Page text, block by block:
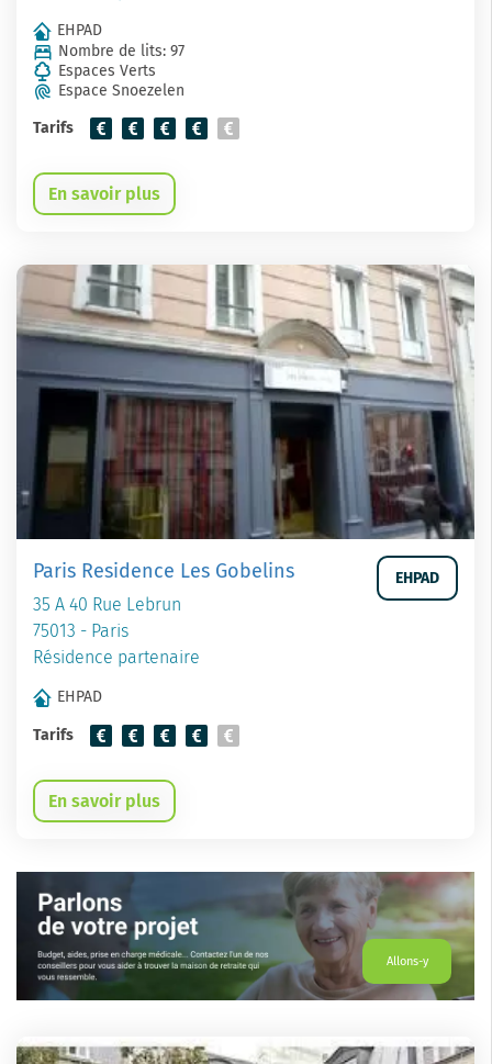
EHPAD
Nombre de lits: 97
Espaces Verts
Espace Snoezelen
Tarifs
En savoir plus
Paris Residence Les Gobelins
35 A 40 Rue Lebrun
75013 - Paris
Résidence partenaire
EHPAD
EHPAD
Tarifs
En savoir plus
Allons-y